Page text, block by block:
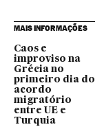
MAIS INFORMAÇÕES
Caos e
improviso na
Grécia no
primeiro dia do
acordo
migratório
entre UE e
Turquia